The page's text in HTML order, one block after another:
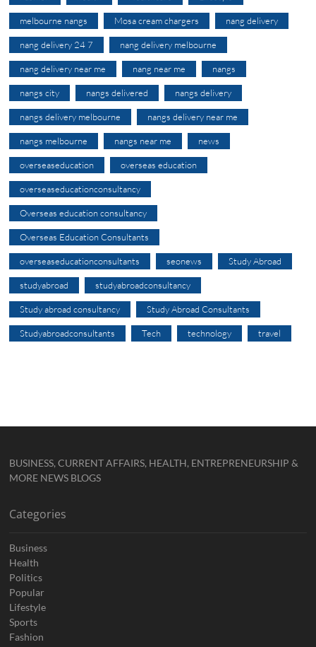
melbourne nangs Mosa cream chargers nang delivery
nang delivery 24 7 nang delivery melbourne
nang delivery near me nang near me nangs
nangs city nangs delivered nangs delivery
nangs delivery melbourne nangs delivery near me
nangs melbourne nangs near me news
overseaseducation overseas education
overseaseducationconsultancy
Overseas education consultancy
Overseas Education Consultants
overseaseducationconsultants seonews Study Abroad
studyabroad studyabroadconsultancy
Study abroad consultancy Study Abroad Consultants
Studyabroadconsultants Tech technology travel
BUSINESS, CURRENT AFFAIRS, HEALTH, ENTREPRENEURSHIP &
MORE NEWS BLOGS
Categories
Business
Health
Politics
Popular
Lifestyle
Sports
Fashion